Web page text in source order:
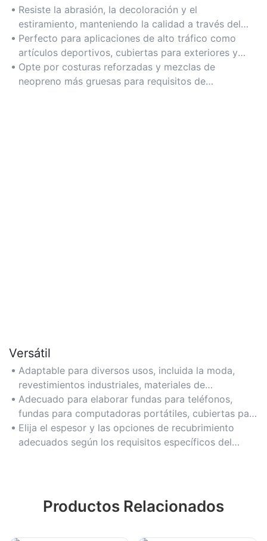
Resiste la abrasión, la decoloración y el
estiramiento, manteniendo la calidad a través del
uso y lavado repetidos.
Perfecto para aplicaciones de alto tráfico como
artículos deportivos, cubiertas para exteriores y
bolsas reutilizables.
Opte por costuras reforzadas y mezclas de
neopreno más gruesas para requisitos de
Versátil
Adaptable para diversos usos, incluida la moda,
revestimientos industriales, materiales de
aislamiento y acentos decorativos.
Adecuado para elaborar fundas para teléfonos,
fundas para computadoras portátiles, cubiertas para
muebles y relleno para equipos de fitness.
Elija el espesor y las opciones de recubrimiento
adecuados según los requisitos específicos del
Productos Relacionados